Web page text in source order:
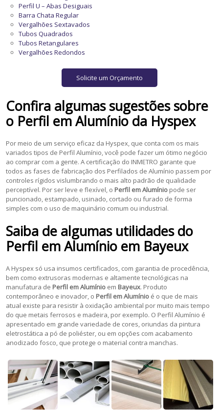
Perfil U – Abas Desiguais
Barra Chata Regular
Vergalhões Sextavados
Tubos Quadrados
Tubos Retangulares
Vergalhões Redondos
Solicite um Orçamento
Confira algumas sugestões sobre
o Perfil em Alumínio da Hyspex
Por meio de um serviço eficaz da Hyspex, que conta com os mais
variados tipos de Perfil Alumínio, você pode fazer um ótimo negócio
ao comprar com a gente. A certificação do INMETRO garante que
todos as fases de fabricação dos Perfilados de Alumínio passem por
controles rígidos vislumbrando o mais alto padrão de qualidade
perceptível. Por ser leve e flexível, o Perfil em Alumínio pode ser
puncionado, estampado, usinado, cortado ou furado de forma
simples com o uso de maquinário comum ou industrial.
Saiba de algumas utilidades do
Perfil em Alumínio em Bayeux
A Hyspex só usa insumos certificados, com garantia de procedência,
bem como extrusoras modernas e altamente tecnológicas na
manufatura de Perfil em Alumínio em Bayeux. Produto
contemporâneo e inovador, o Perfil em Alumínio é o que de mais
atual existe para resistir à oxidação ambiental por muito mais tempo
do que metais ferrosos e madeira, por exemplo. O Perfil Alumínio é
apresentado em grande variedade de cores, oriundas da pintura
eletrostática a pó de poliéster, ou em opções com acabamento
anodizado fosco, que protege o material contra manchas.